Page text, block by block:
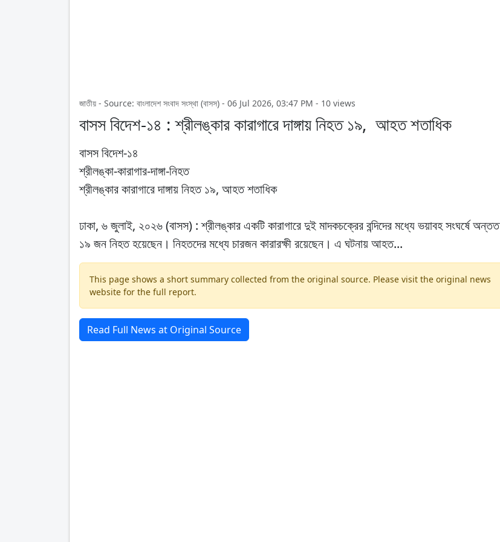
জাতীয় - Source: বাংলাদেশ সংবাদ সংস্থা (বাসস) - 06 Jul 2026, 03:47 PM - 10 views
বাসস বিদেশ-১৪ : শ্রীলঙ্কার কারাগারে দাঙ্গায় নিহত ১৯, আহত শতাধিক
বাসস বিদেশ-১৪
শ্রীলঙ্কা-কারাগার-দাঙ্গা-নিহত
শ্রীলঙ্কার কারাগারে দাঙ্গায় নিহত ১৯, আহত শতাধিক
ঢাকা, ৬ জুলাই, ২০২৬ (বাসস) : শ্রীলঙ্কার একটি কারাগারে দুই মাদকচক্রের বন্দিদের মধ্যে ভয়াবহ সংঘর্ষে অন্তত
১৯ জন নিহত হয়েছেন। নিহতদের মধ্যে চারজন কারারক্ষী রয়েছেন। এ ঘটনায় আহত...
This page shows a short summary collected from the original source. Please visit the original news
website for the full report.
Read Full News at Original Source